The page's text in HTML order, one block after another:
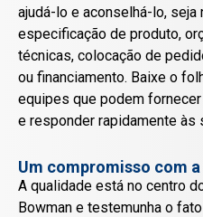
ajudá-lo e aconselhá-lo, seja
especificação de produto,
técnicas, colocação de
ou financiamento. Baixe o
equipes que podem
e responder rapidamente às
Um compromisso com
A qualidade está no centro
Bowman e testemunha o